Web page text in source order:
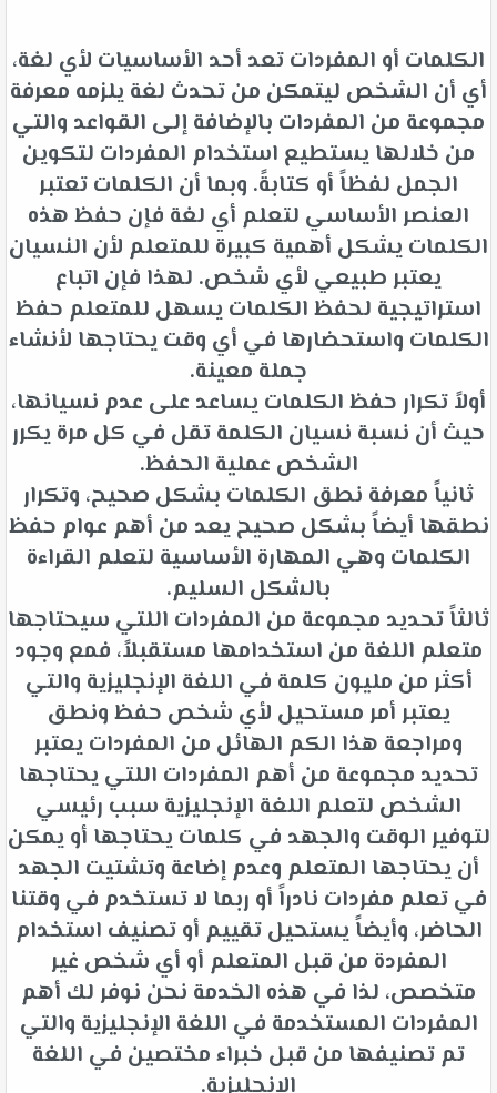
الكلمات أو المفردات تعد أحد الأساسيات لأي لغة،
أي أن الشخص ليتمكن من تحدث لغة يلزمه معرفة
مجموعة من المفردات بالإضافة إلى القواعد والتي
من خلالها يستطيع استخدام المفردات لتكوين
الجمل لفظاً أو كتابةً. وبما أن الكلمات تعتبر
العنصر الأساسي لتعلم أي لغة فإن حفظ هذه
الكلمات يشكل أهمية كبيرة للمتعلم لأن النسيان
يعتبر طبيعي لأي شخص. لهذا فإن اتباع
استراتيجية لحفظ الكلمات يسهل للمتعلم حفظ
الكلمات واستحضارها في أي وقت يحتاجها لأنشاء
جملة معينة.
أولاً تكرار حفظ الكلمات يساعد على عدم نسيانها،
حيث أن نسبة نسيان الكلمة تقل في كل مرة يكرر
الشخص عملية الحفظ.
ثانياً معرفة نطق الكلمات بشكل صحيح، وتكرار
نطقها أيضاً بشكل صحيح يعد من أهم عوام حفظ
الكلمات وهي المهارة الأساسية لتعلم القراءة
بالشكل السليم.
ثالثاً تحديد مجموعة من المفردات اللتي سيحتاجها
متعلم اللغة من استخدامها مستقبلاً، فمع وجود
أكثر من مليون كلمة في اللغة الإنجليزية والتي
يعتبر أمر مستحيل لأي شخص حفظ ونطق
ومراجعة هذا الكم الهائل من المفردات يعتبر
تحديد مجموعة من أهم المفردات اللتي يحتاجها
الشخص لتعلم اللغة الإنجليزية سبب رئيسي
لتوفير الوقت والجهد في كلمات يحتاجها أو يمكن
أن يحتاجها المتعلم وعدم إضاعة وتشتيت الجهد
في تعلم مفردات نادراً أو ربما لا تستخدم في وقتنا
الحاضر، وأيضاً يستحيل تقييم أو تصنيف استخدام
المفردة من قبل المتعلم أو أي شخص غير
متخصص، لذا في هذه الخدمة نحن نوفر لك أهم
المفردات المستخدمة في اللغة الإنجليزية والتي
تم تصنيفها من قبل خبراء مختصين في اللغة